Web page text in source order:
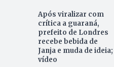
Após viralizar com
crítica a guaraná,
prefeito de Londres
recebe bebida de
Janja e muda de ideia;
vídeo